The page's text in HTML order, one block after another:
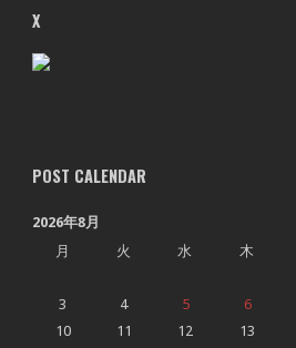
X
POST CALENDAR
2026年8月
月
火 水 木
3
4 5 6
10
11 12 13